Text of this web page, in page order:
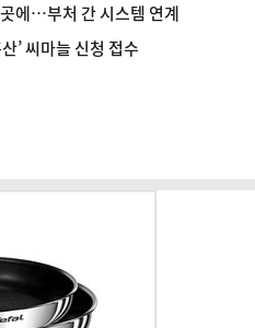
에…부처 간 시스템 연계
’ 씨마늘 신청 접수